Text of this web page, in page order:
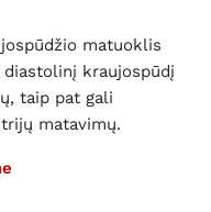
matuoklis
diastolinį kraujospūdį
taip pat gali
matavimų.